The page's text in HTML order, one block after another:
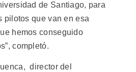
de Santiago, para
pilotos que van en esa
hemos conseguido
completó.
director del